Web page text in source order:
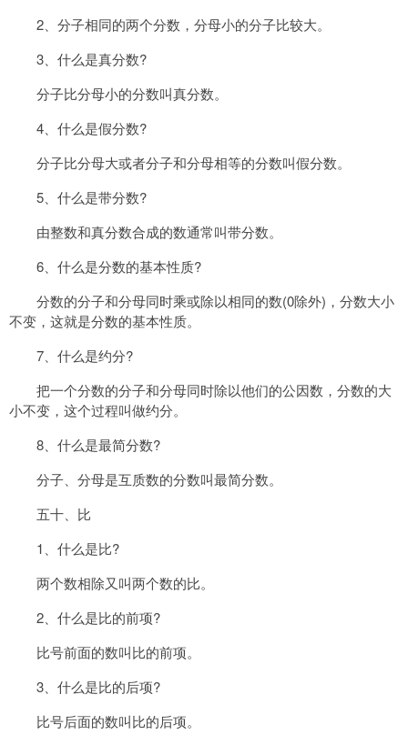
2、分子相同的两个分数，分母小的分子比较大。
3、什么是真分数?
分子比分母小的分数叫真分数。
4、什么是假分数?
分子比分母大或者分子和分母相等的分数叫假分数。
5、什么是带分数?
由整数和真分数合成的数通常叫带分数。
6、什么是分数的基本性质?
分数的分子和分母同时乘或除以相同的数(0除外)，分数大小
不变，这就是分数的基本性质。
7、什么是约分?
把一个分数的分子和分母同时除以他们的公因数，分数的大
小不变，这个过程叫做约分。
8、什么是最简分数?
分子、分母是互质数的分数叫最简分数。
五十、比
1、什么是比?
两个数相除又叫两个数的比。
2、什么是比的前项?
比号前面的数叫比的前项。
3、什么是比的后项?
比号后面的数叫比的后项。